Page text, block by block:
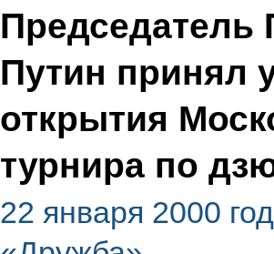
Председатель
Путин принял
открытия
турнира по
22 января 2000